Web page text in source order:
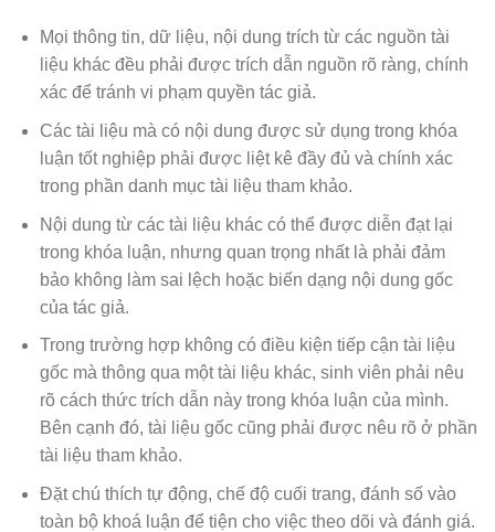
Mọi thông tin, dữ liệu, nội dung trích từ các nguồn tài
liệu khác đều phải được trích dẫn nguồn rõ ràng, chính
xác để tránh vi phạm quyền tác giả.
Các tài liệu mà có nội dung được sử dụng trong khóa
luận tốt nghiệp phải được liệt kê đầy đủ và chính xác
trong phần danh mục tài liệu tham khảo.
Nội dung từ các tài liệu khác có thể được diễn đạt lại
trong khóa luận, nhưng quan trọng nhất là phải đảm
bảo không làm sai lệch hoặc biến dạng nội dung gốc
của tác giả.
Trong trường hợp không có điều kiện tiếp cận tài liệu
gốc mà thông qua một tài liệu khác, sinh viên phải nêu
rõ cách thức trích dẫn này trong khóa luận của mình.
Bên cạnh đó, tài liệu gốc cũng phải được nêu rõ ở phần
tài liệu tham khảo.
Đặt chú thích tự động, chế độ cuối trang, đánh số vào
toàn bộ khoá luận để tiện cho việc theo dõi và đánh giá.